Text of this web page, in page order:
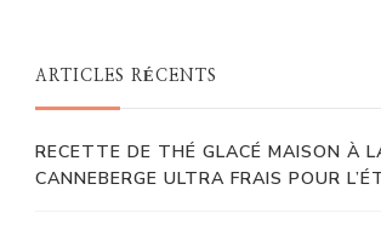
ARTICLES RÉCENTS
RECETTE DE THÉ GLACÉ MAISON À
CANNEBERGE ULTRA FRAIS POUR